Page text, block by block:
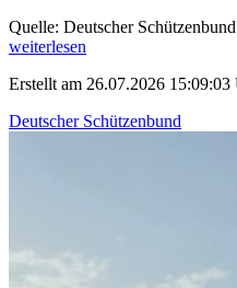
Quelle: Deutscher Schützenbund
weiterlesen
Erstellt am 26.07.2026
Deutscher Schützenbund